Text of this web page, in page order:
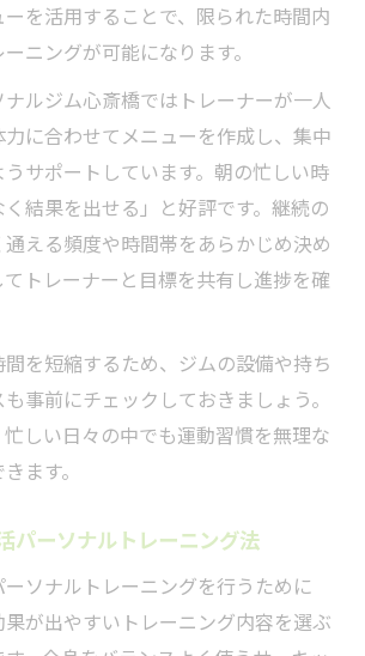
続くパーソナルトレーニングのコ
わる運動習慣とパーソナルサポー
体も変わる実践的アプローチ
朝活に最適なパーソナルトレーニ
ルトレーニングで心身リフレッシ
で実感するパーソナルトレーニン
も上がる朝活トレーニングの取り
ルトレーニングで一日を快適に始
を活用することで、限られた時間内
ニングが可能になります。
ルジム心斎橋ではトレーナーが一人
に合わせてメニューを作成し、集中
うサポートしています。朝の忙しい時
結果を出せる」と好評です。継続の
える頻度や時間帯をあらかじめ決め
トレーナーと目標を共有し進捗を確
を短縮するため、ジムの設備や持ち
事前にチェックしておきましょう。
しい日々の中でも運動習慣を無理な
ます。
パーソナルトレーニング法
ソナルトレーニングを行うために
が出やすいトレーニング内容を選ぶ